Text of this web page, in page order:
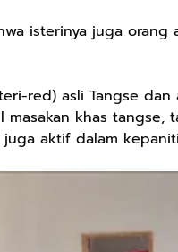
isterinya juga
red) asli Tangse
masakan khas tangse,
aktif dalam